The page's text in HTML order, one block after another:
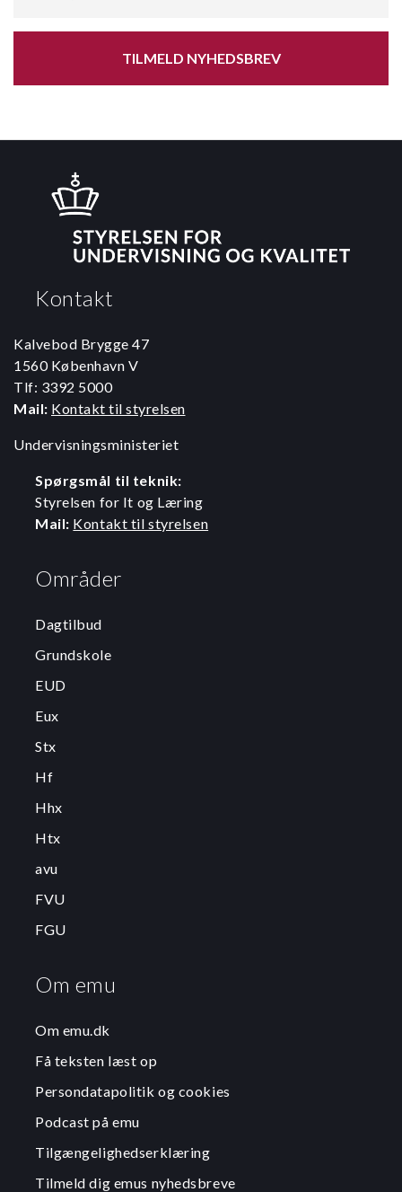
TILMELD NYHEDSBREV
Kontakt
Kalvebod Brygge 47
1560 København V
Tlf: 3392 5000
Mail: Kontakt til styrelsen
Undervisningsministeriet
Spørgsmål til teknik:
Styrelsen for It og Læring
Mail: Kontakt til styrelsen
Områder
Dagtilbud
Grundskole
EUD
Eux
Stx
Hf
Hhx
Htx
avu
FVU
FGU
Om emu
Om emu.dk
Få teksten læst op
Persondatapolitik og cookies
Podcast på emu
Tilgængelighedserklæring
Tilmeld dig emus nyhedsbreve